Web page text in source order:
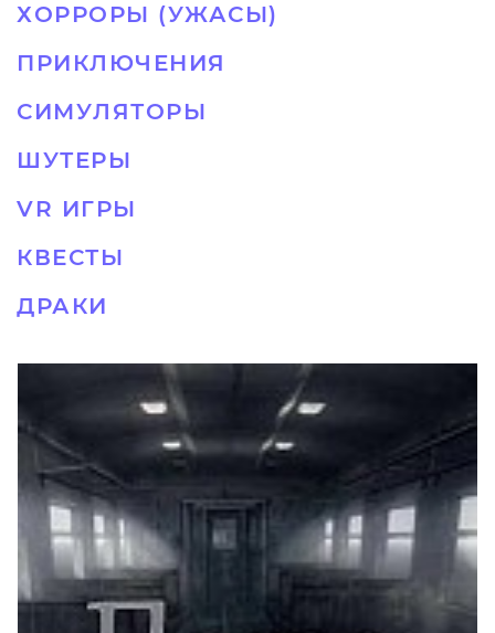
ХОРРОРЫ (УЖАСЫ)
ПРИКЛЮЧЕНИЯ
СИМУЛЯТОРЫ
ШУТЕРЫ
VR ИГРЫ
КВЕСТЫ
ДРАКИ